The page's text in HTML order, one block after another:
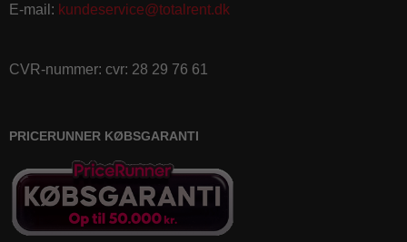
E-mail : kundeservice@totalrent.dk
CVR-nummer: cvr: 28 29 76 61
PRICERUNNER KØBSGARANTI